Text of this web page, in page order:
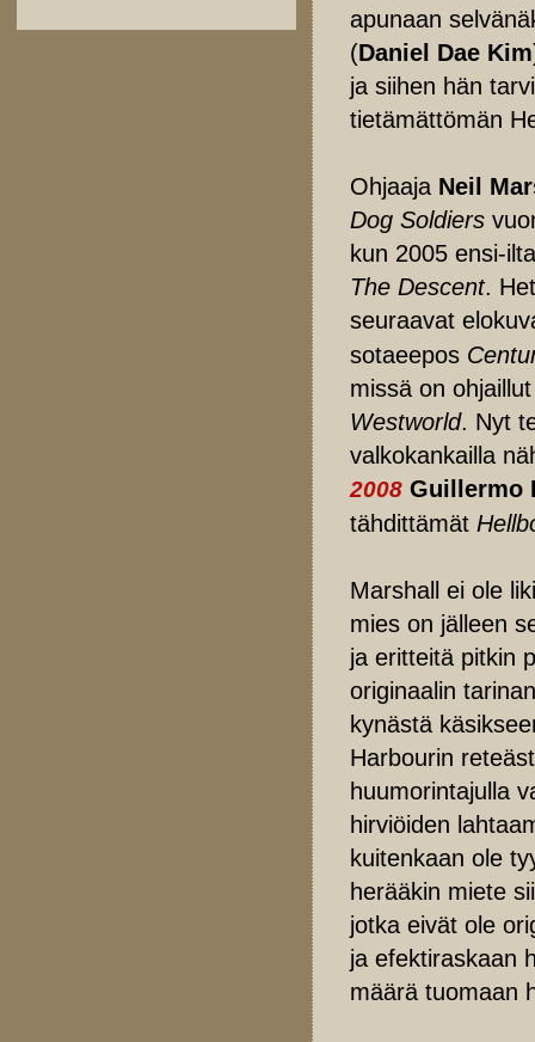
apunaan
(Daniel Dae Kim
ja siihen hän
tietämättömän
Ohjaaja Neil
Dog Soldiers
kun 2005 ensi-
The Descent.
seuraavat
sotaeepos
missä on
Westworld. Nyt
valkokankailla
2008 Guillermo
tähdittämät
Marshall ei ole
mies on jälleen
ja eritteitä pitkin
originaalin
kynästä
Harbourin
huumorintajulla
hirviöiden
kuitenkaan ole
herääkin miete
jotka eivät ole
ja efektiraskaan
määrä tuomaan